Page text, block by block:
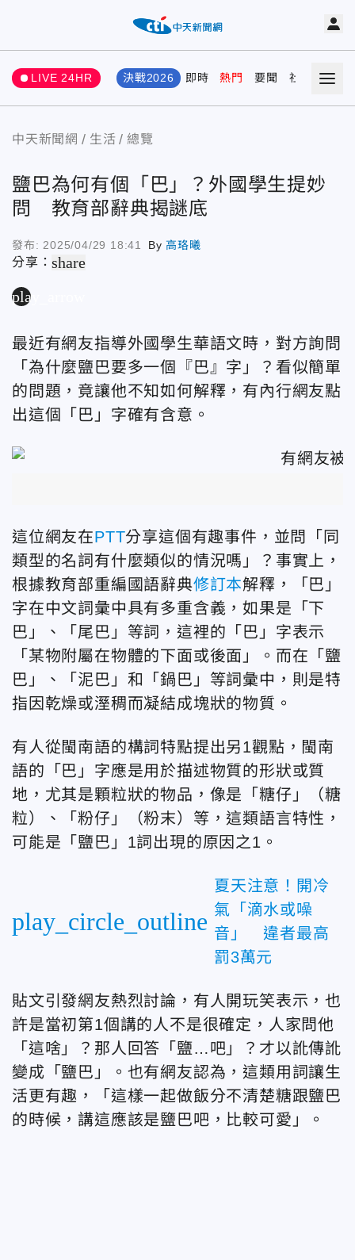
LIVE 24HR 決戰2026 即時 熱門 要聞 社會 娛樂
中天新聞網 生活 總覽
鹽巴為何有個「巴」？外國學生提妙
問 教育部辭典揭謎底
發布: 2025/04/29 18:41 By高珞曦
分享：share
play_arrow
最近有網友指導外國學生華語文時，對方詢問
「為什麼鹽巴要多一個『巴』字」？看似簡單
的問題，竟讓他不知如何解釋，有內行網友點
出這個「巴」字確有含意。
這位網友在PTT分享這個有趣事件，並問「同
類型的名詞有什麼類似的情況嗎」？事實上，
根據教育部重編國語辭典修訂本解釋，「巴」
字在中文詞彙中具有多重含義，如果是「下
巴」、「尾巴」等詞，這裡的「巴」字表示
「某物附屬在物體的下面或後面」。而在「鹽
巴」、「泥巴」和「鍋巴」等詞彙中，則是特
指因乾燥或溼稠而凝結成塊狀的物質。
有人從閩南語的構詞特點提出另1觀點，閩南
語的「巴」字應是用於描述物質的形狀或質
地，尤其是顆粒狀的物品，像是「糖仔」（糖
粒）、「粉仔」（粉末）等，這類語言特性，
可能是「鹽巴」1詞出現的原因之1。
play_circle_outline
夏天注意！開冷
氣「滴水或噪
音」 違者最高
罰3萬元
貼文引發網友熱烈討論，有人開玩笑表示，也
許是當初第1個講的人不是很確定，人家問他
「這啥」？那人回答「鹽…吧」？才以訛傳訛
變成「鹽巴」。也有網友認為，這類用詞讓生
活更有趣，「這樣一起做飯分不清楚糖跟鹽巴
的時候，講這應該是鹽巴吧，比較可愛」。